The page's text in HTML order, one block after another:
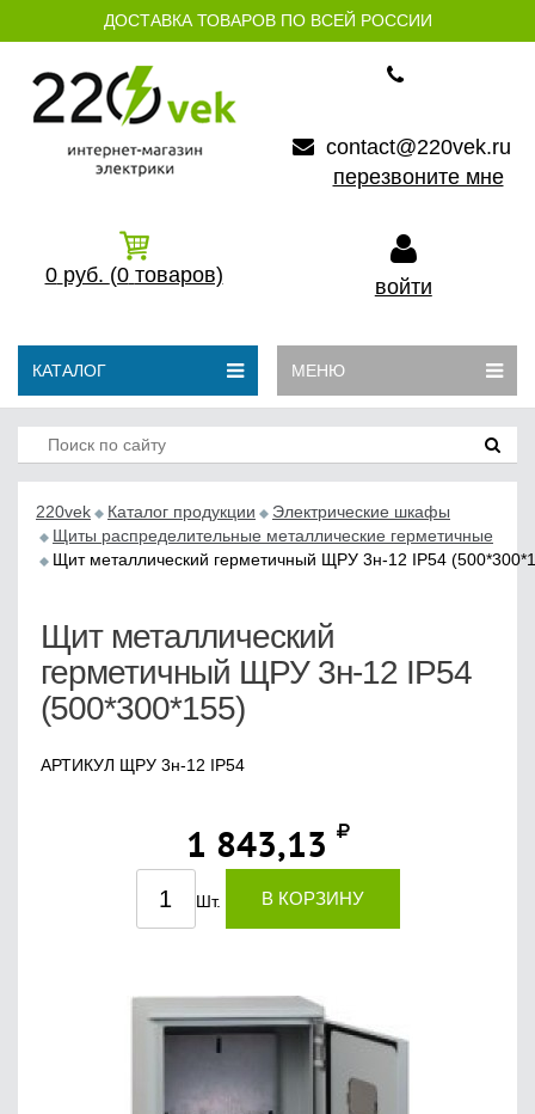
ДОСТАВКА ТОВАРОВ ПО ВСЕЙ РОССИИ
contact@220vek.ru
перезвоните мне
0 руб. (0 товаров) войти
КАТАЛОГ МЕНЮ
220vek Каталог продукции
Электрические шкафы
Щиты распределительные металлические герметичные
Щит металлический герметичный ЩРУ 3н-12 IP54
Щит металлический
герметичный ЩРУ 3н-12 IP54
(500*300*155)
АРТИКУЛ ЩРУ 3н-12 IP54
1 843,13
Шт. В КОРЗИНУ